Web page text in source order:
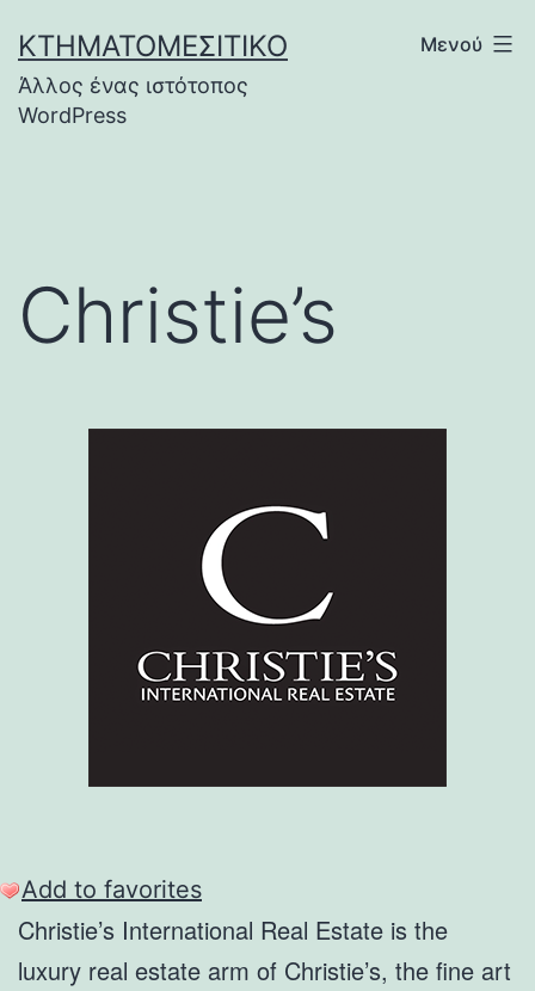
σε
περιεχόμενο
ΚΤΗΜΑΤΟΜΕΣΙΤΙΚΌ
Άλλος ένας ιστότοπος
WordPress
Μενού
Christie’s
Add to favorites
Christie’s International Real Estate is the
luxury real estate arm of Christie’s, the fine art